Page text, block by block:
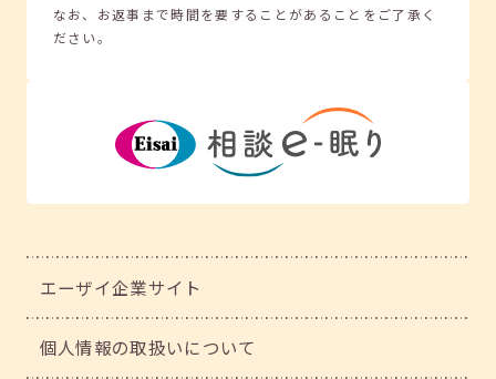
なお、お返事まで時間を要することがあることをご了承く
ださい。
エーザイ企業サイト
個人情報の取扱いについて